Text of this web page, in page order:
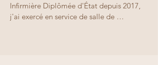
Infirmière Diplômée d'État depuis 2017,
j'ai exercé en service de salle de